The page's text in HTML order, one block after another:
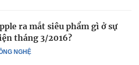
NGHỆ
ra mắt siêu phẩm gì ở sự
tháng 3/2016?